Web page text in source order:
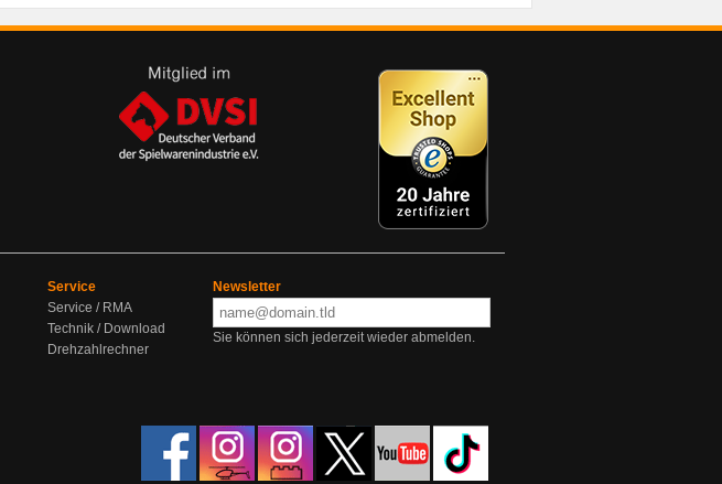
Service
Service / RMA
Technik / Download
Drehzahlrechner
Newsletter
Sie können sich jederzeit wieder abmelden.